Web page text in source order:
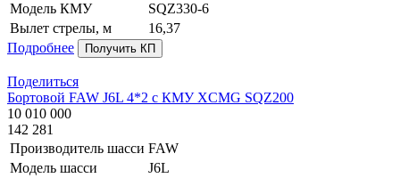
Модель КМУ
SQZ330-6
Вылет стрелы, м
16,37
Подробнее
Получить КП
Поделиться
Бортовой FAW J6L 4*2 с КМУ XCMG SQZ200
10 010 000
142 281
Производитель шасси FAW
Модель шасси
J6L